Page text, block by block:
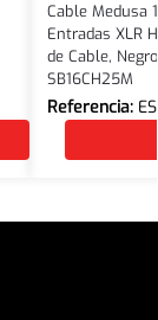
Cable Medusa
Entradas XLR
de Cable,
SB16CH25M
Referencia: